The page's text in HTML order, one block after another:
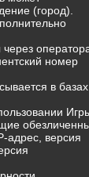
(город).
номер
в базах
адрес, версия